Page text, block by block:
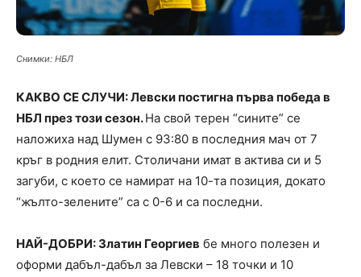
Снимки: НБЛ
КАКВО СЕ СЛУЧИ: Левски постигна първа победа в
НБЛ през този сезон.На свой терен “сините” се
наложиха над Шумен с 93:80 в последния мач от 7
кръг в родния елит. Столичани имат в актива си и 5
загуби, с което се намират на 10-та позиция, докато
“жълто-зелените” са с 0-6 и са последни.
НАЙ-ДОБРИ: Златин Георгиев бе много полезен и
оформи дабъл-дабъл за Левски – 18 точки и 10